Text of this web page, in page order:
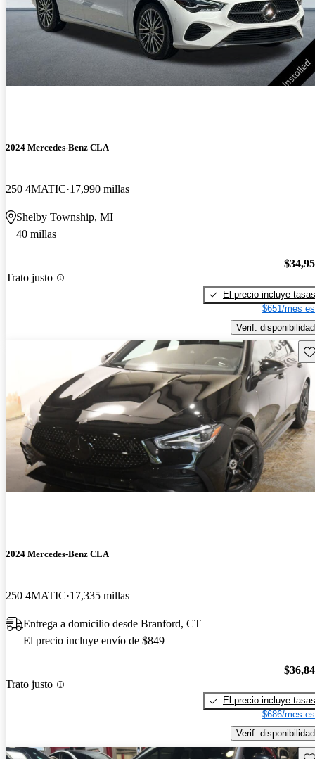
2024 Mercedes-Benz CLA
250 4MATIC 17,990 millas
Shelby Township, MI
40 millas
Trato justo
El precio incluye tasas
$651/mes
Verif. disponibilidad
2024 Mercedes-Benz CLA
250 4MATIC 17,335 millas
Entrega a domicilio desde Branford, CT
El precio incluye envío de $849
Trato justo
El precio incluye tasas
$686/mes
Verif. disponibilidad